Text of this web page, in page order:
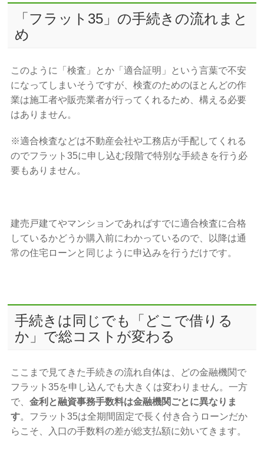
「フラット35」の手続きの流れまと
め
このように「検査」とか「適合証明」という言葉で不安
になってしまいそうですが、検査のためのほとんどの作
業は施工者や販売業者が行ってくれるため、構える必要
はありません。
※適合検査などは不動産会社や工務店が手配してくれる
のでフラット35に申し込む段階で特別な手続きを行う必
要もありません。
建売戸建てやマンションであればすでに適合検査に合格
しているかどうか購入前にわかっているので、以降は通
常の住宅ローンと同じように申込みを行うだけです。
手続きは同じでも「どこで借りる
か」で総コストが変わる
ここまで見てきた手続きの流れ自体は、どの金融機関で
フラット35を申し込んでも大きくは変わりません。一方
で、金利と融資事務手数料は金融機関ごとに異なりま
す。フラット35は全期間固定で長く付き合うローンだか
らこそ、入口の手数料の差が総支払額に効いてきます。